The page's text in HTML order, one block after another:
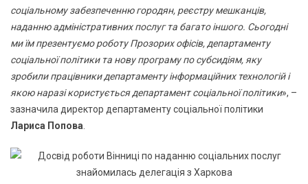
соціальному забезпеченню городян, реєстру мешканців,
наданню адміністративних послуг та багато іншого. Сьогодні
ми їм презентуємо роботу Прозорих офісів, департаменту
соціальної політики та нову програму по субсидіям, яку
зробили працівники департаменту інформаційних технологій і
якою наразі користується департамент соціальної політики», –
зазначила директор департаменту соціальної політики
Лариса Попова